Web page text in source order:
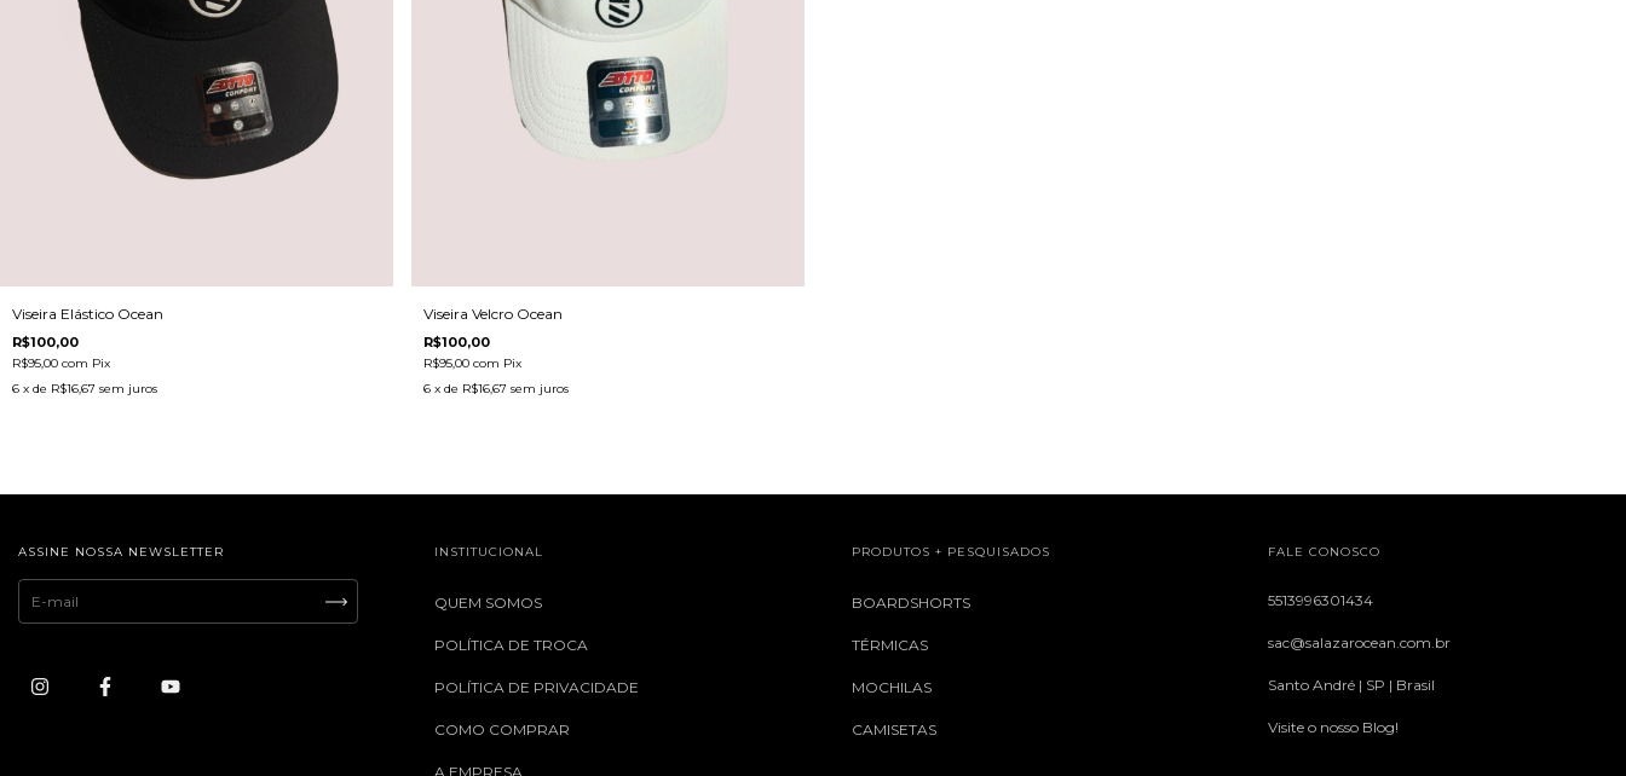
Viseira Elástico Ocean
R$100,00
R$95,00 com Pix
6 x de R$16,67 sem juros
Viseira Velcro Ocean
R$100,00
R$95,00 com Pix
6 x de R$16,67 sem juros
ASSINE NOSSA NEWSLETTER INSTITUCIONAL
QUEM SOMOS
POLÍTICA DE TROCA
POLÍTICA DE PRIVACIDADE
COMO COMPRAR
A EMPRESA
PRODUTOS + PESQUISADOS
BOARDSHORTS
TÉRMICAS
MOCHILAS
CAMISETAS
FALE CONOSCO
5513996301434
sac@salazarocean.com.br
Santo André | SP | Brasil
Visite o nosso Blog!